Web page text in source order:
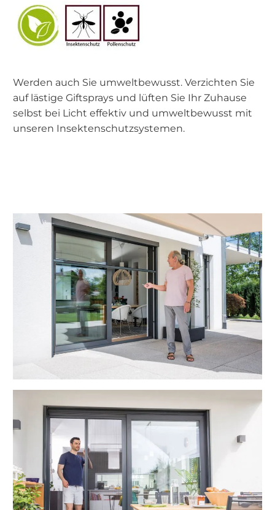
Werden auch Sie umweltbewusst. Verzichten Sie
auf lästige Giftsprays und lüften Sie Ihr Zuhause
selbst bei Licht effektiv und umweltbewusst mit
unseren Insektenschutzsystemen.